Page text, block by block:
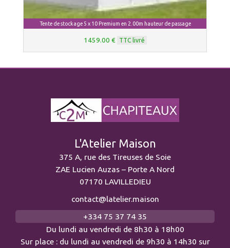
Tente de stockage 5 x 10 Premium en 2.00m hauteur de passage
1459.00 € TTC livré
L'Atelier Maison
375 A, rue des Tireuses de Soie
ZAE Lucien Auzas – Porte A Nord
07170 LAVILLEDIEU
contact@latelier.maison
+334 75 37 74 35
Du lundi au vendredi de 8h30 à 18h00
Sur place : du lundi au vendredi de 9h30 à 14h30 sur